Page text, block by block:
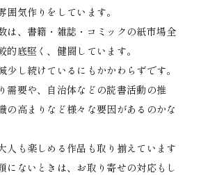
囲気作りをしています。
は、書籍・雑誌・コミックの紙市場全
的底堅く、健闘しています。
少し続けているにもかかわらずです。
需要や、自治体などの読書活動の推
の高まりなど様々な要因があるのかな
人も楽しめる作品も取り揃えています
にないときは、お取り寄せの対応もし